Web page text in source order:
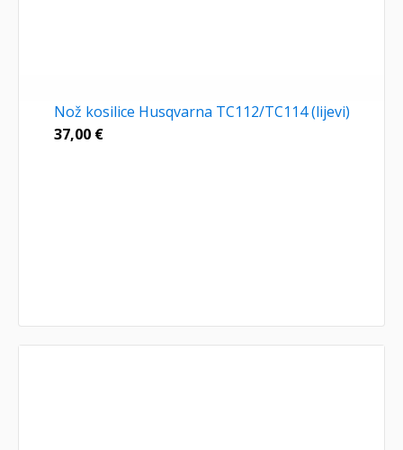
Nož kosilice Husqvarna TC112/TC114 (lijevi)
37,00 €